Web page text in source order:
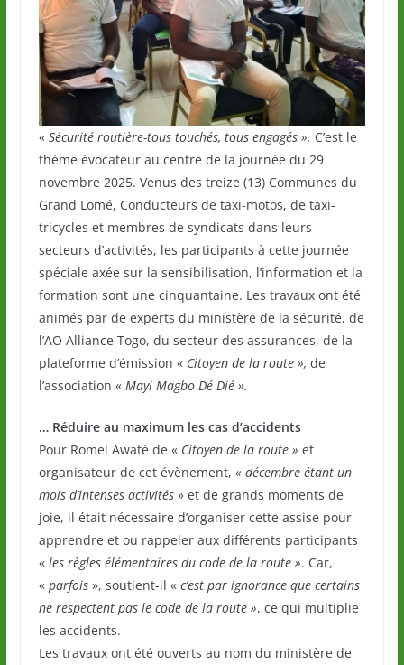
« Sécurité routière-tous touchés, tous engagés ». C’est le
thème évocateur au centre de la journée du 29
novembre 2025. Venus des treize (13) Communes du
Grand Lomé, Conducteurs de taxi-motos, de taxi-
tricycles et membres de syndicats dans leurs
secteurs d’activités, les participants à cette journée
spéciale axée sur la sensibilisation, l’information et la
formation sont une cinquantaine. Les travaux ont été
animés par de experts du ministère de la sécurité, de
l’AO Alliance Togo, du secteur des assurances, de la
plateforme d’émission « Citoyen de la route », de
l’association « Mayi Magbo Dé Dié ».
… Réduire au maximum les cas d’accidents
Pour Romel Awaté de «Citoyen de la route » et
organisateur de cet évènement, « décembre étant un
mois d’intenses activités » et de grands moments de
joie, il était nécessaire d’organiser cette assise pour
apprendre et ou rappeler aux différents participants
« les règles élémentaires du code de la route ». Car,
«parfois», soutient-il « c’est par ignorance que certains
ne respectent pas le code de la route », ce qui multiplie
les accidents.
Les travaux ont été ouverts au nom du ministère de